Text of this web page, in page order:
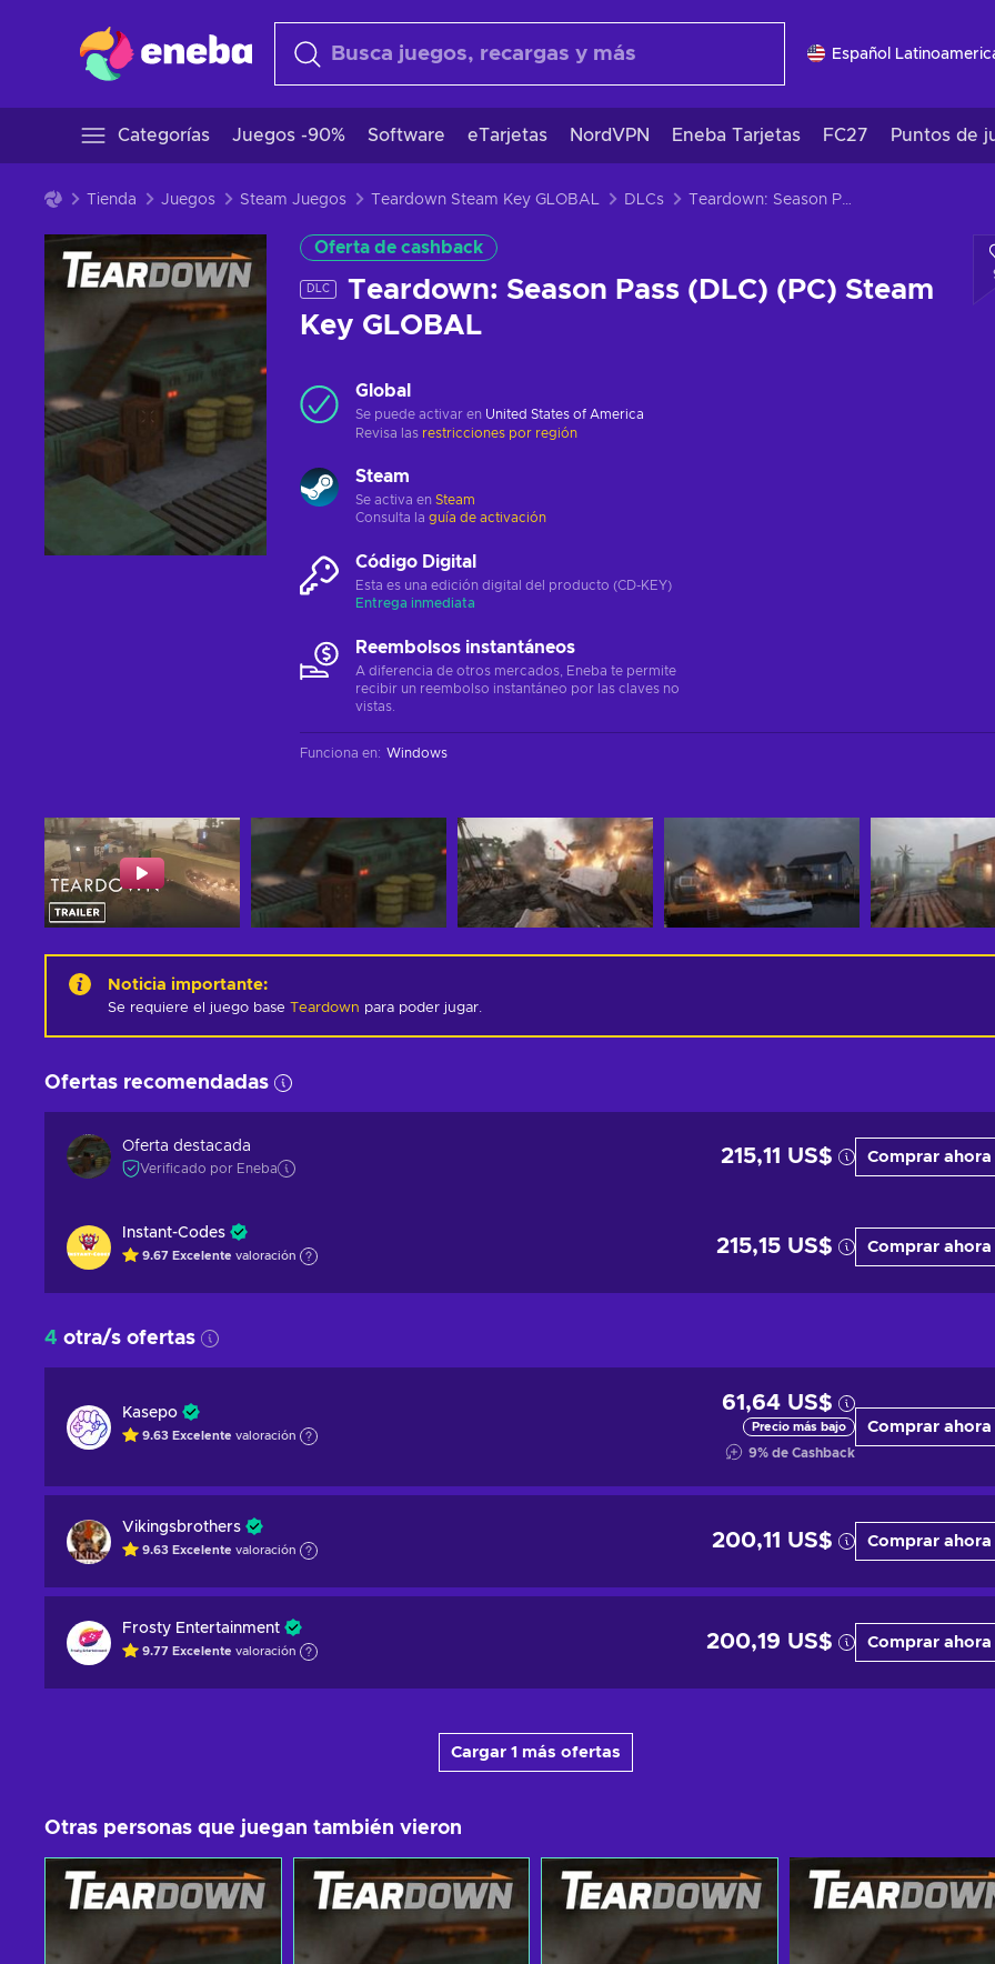
Español
Categorías Juegos -90% Software eTarjetas NordVPN Eneba Tarjetas FC27 Puntos de
Tienda Juegos Steam Juegos Teardown Steam Key GLOBAL DLCs Teardown: Season Pass (DLC) (PC) Steam Key GLOBAL
Oferta de cashback
DLC
Teardown: Season Pass (DLC) (PC) Steam
Key GLOBAL
Global
Se puede activar en United States of America
Revisa las restricciones por región
Steam
Se activa en Steam
Consulta la guía de activación
Código Digital
Esta es una edición digital del producto (CD-KEY)
Entrega inmediata
Reembolsos instantáneos
A diferencia de otros mercados, Eneba te permite
recibir un reembolso instantáneo por las claves no
vistas.
Funciona en: Windows
Noticia importante:
Se requiere el juego base Teardown para poder jugar.
Ofertas recomendadas
Oferta destacada
Verificado por Eneba
215,11 US$ Comprar ahora
Instant-Codes
9.67 Excelente valoración 215,15 US$ Comprar ahora
4 otra/s ofertas
Kasepo
9.63 Excelente valoración
61,64 US$
Precio más bajo
9% de Cashback
Comprar ahora
Vikingsbrothers
9.63 Excelente valoración 200,11 US$ Comprar ahora
Frosty Entertainment
9.77 Excelente valoración 200,19 US$ Comprar ahora
Cargar 1 más ofertas
Otras personas que juegan también vieron